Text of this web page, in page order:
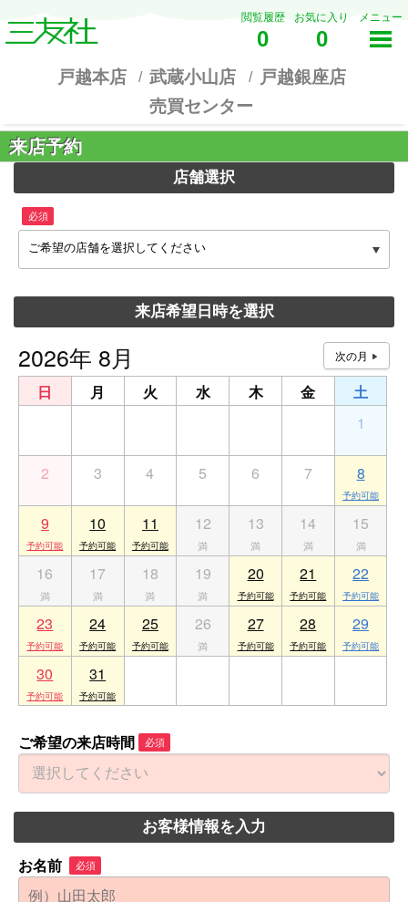
閲覧履歴
0
お気に入り
0
メニュー
戸越本店 武蔵小山店
戸越銀座店
売買センター
来店予約
店舗選択
必須
ご希望の店舗を選択してください
来店希望日時を選択
2026年 8月
日 月 火 水 木 金
土
1
2 3 4 5 6 7 8
9 10 11 12 13 14 15
16 17 18 19 20 21 22
23 24 25 26 27 28 29
30 31
ご希望の来店時間 必須
お客様情報を入力
お名前 必須